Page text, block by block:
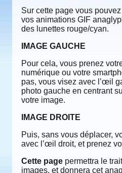
Sur cette page vous
vos animations GIF
des lunettes rouge/cyan.
IMAGE GAUCHE
Pour cela, vous prenez
numérique ou votre
pas, vous visez avec l’œil
photo gauche en centrant
votre image.
IMAGE DROITE
Puis, sans vous déplacer,
avec l’œil droit, et prenez
Cette page permettra le
images, et donnera cet